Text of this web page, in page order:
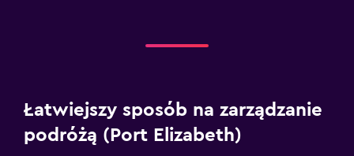
Łatwiejszy sposób na zarządzanie
podróżą (Port Elizabeth)